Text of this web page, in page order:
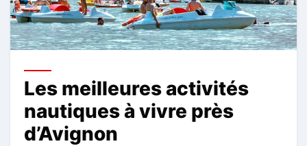
Les meilleures activités
nautiques à vivre près
d’Avignon